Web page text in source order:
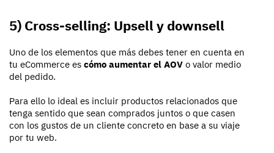
5) Cross-selling: Upsell y downsell
Uno de los elementos que más debes tener en cuenta en
tu eCommerce es cómo aumentar el AOV o valor medio
del pedido.
Para ello lo ideal es incluir productos relacionados que
tenga sentido que sean comprados juntos o que casen
con los gustos de un cliente concreto en base a su viaje
por tu web.